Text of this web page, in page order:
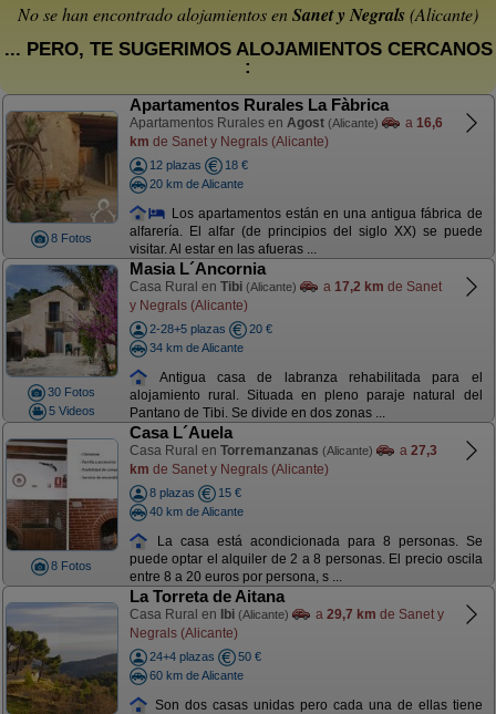
No se han encontrado alojamientos enSanet y Negrals(Alicante)
... PERO, TE SUGERIMOS ALOJAMIENTOS CERCANOS
:
8 Fotos
Apartamentos Rurales La Fàbrica
Apartamentos Rurales en Agost (Alicante) a 16,6
km de Sanet y Negrals (Alicante)
12 plazas
18 €
20 km de Alicante
Los apartamentos están en una antigua fábrica de
alfarería. El alfar (de principios del siglo XX) se puede
visitar. Al estar en las afueras ...
30 Fotos
5 Videos
Masia L´Ancornia
Casa Rural en Tibi (Alicante) a 17,2 km de Sanet
y Negrals (Alicante)
2-28+5 plazas
20 €
34 km de Alicante
Antigua casa de labranza rehabilitada para el
alojamiento rural. Situada en pleno paraje natural del
Pantano de Tibi. Se divide en dos zonas ...
8 Fotos
Casa L´Auela
Casa Rural en Torremanzanas (Alicante) a 27,3
km de Sanet y Negrals (Alicante)
8 plazas
15 €
40 km de Alicante
La casa está acondicionada para 8 personas. Se
puede optar el alquiler de 2 a 8 personas. El precio oscila
entre 8 a 20 euros por persona, s ...
La Torreta de Aitana
Casa Rural en Ibi (Alicante) a 29,7 km de Sanet y
Negrals (Alicante)
24+4 plazas
50 €
60 km de Alicante
Son dos casas unidas pero cada una de ellas tiene